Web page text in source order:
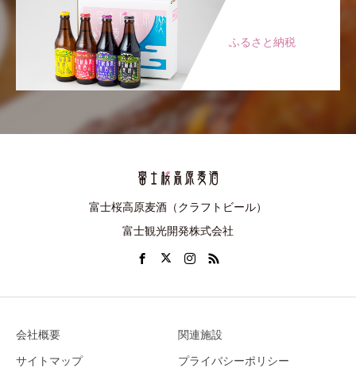
ふるさと納税
富士桜高原麦酒（クラフトビール）
富士観光開発株式会社
会社概要
関連施設
サイトマップ
プライバシーポリシー